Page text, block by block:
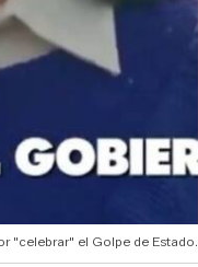
"celebrar" el Golpe de Estado.